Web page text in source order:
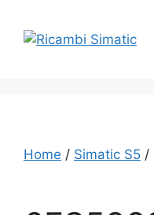
contenuto
Home / Simatic S5 /